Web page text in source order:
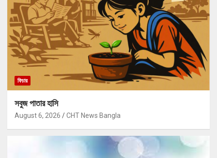
ফিচার
সবুজ পাতার হাসি
August 6, 2026 CHT News Bangla